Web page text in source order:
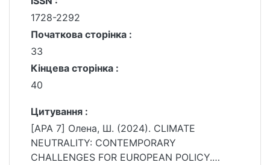
1728-2292
Початкова сторінка :
33
Кінцева сторінка :
40
Цитування :
[APA 7] Олена, Ш. (2024). CLIMATE
NEUTRALITY: CONTEMPORARY
CHALLENGES FOR EUROPEAN POLICY.